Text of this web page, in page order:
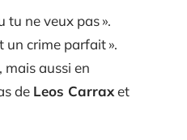
tu ne veux pas ».
un crime parfait ».
aussi en
de Leos Carraxet